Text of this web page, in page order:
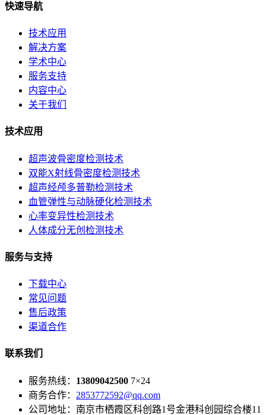
快速导航
技术应用
解决方案
学术中心
服务支持
内容中心
关于我们
技术应用
超声波骨密度检测技术
双能X射线骨密度检测技术
超声经颅多普勒检测技术
血管弹性与动脉硬化检测技术
心率变异性检测技术
人体成分无创检测技术
服务与支持
下载中心
常见问题
售后政策
渠道合作
联系我们
服务热线： 13809042500 7×24
商务合作： 2853772592@qq.com
公司地址：南京市栖霞区科创路1号金港科创园综合楼11